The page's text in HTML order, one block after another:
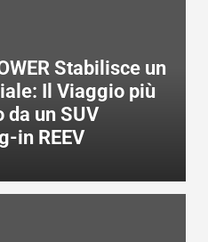
Stabilisce un
Il Viaggio più
da un SUV
in REEV